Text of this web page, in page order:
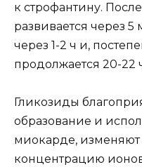
к строфантину.
развивается через
через 1-2 ч и,
продолжается 20-22
Гликозиды
образование и
миокарде, изменяют
концентрацию